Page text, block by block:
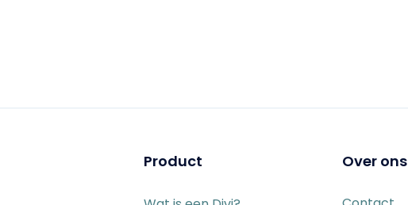
Product Over ons